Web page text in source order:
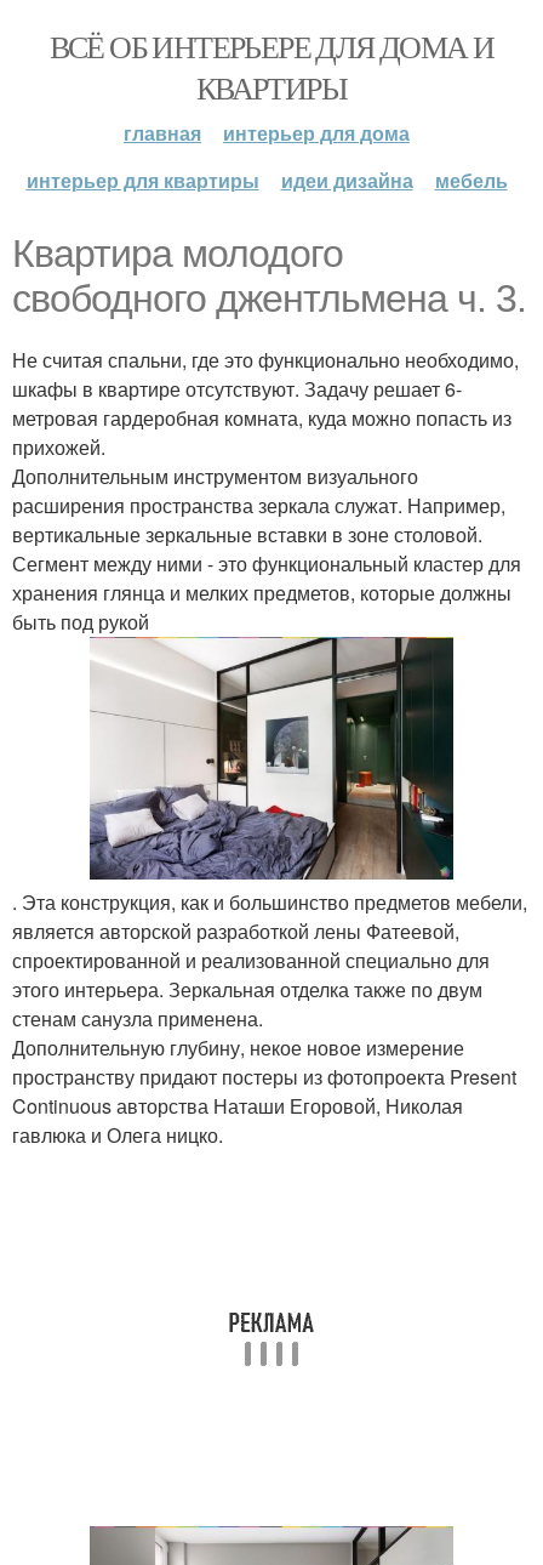
ВСЁ ОБ ИНТЕРЬЕРЕ ДЛЯ ДОМА И
КВАРТИРЫ
главная
интерьер для дома
интерьер для квартиры
идеи дизайна мебель
Квартира молодого
свободного джентльмена ч. 3.
Не считая спальни, где это функционально необходимо,
шкафы в квартире отсутствуют. Задачу решает 6-
метровая гардеробная комната, куда можно попасть из
прихожей.
Дополнительным инструментом визуального
расширения пространства зеркала служат. Например,
вертикальные зеркальные вставки в зоне столовой.
Сегмент между ними - это функциональный кластер для
хранения глянца и мелких предметов, которые должны
быть под рукой
. Эта конструкция, как и большинство предметов мебели,
является авторской разработкой лены Фатеевой,
спроектированной и реализованной специально для
этого интерьера. Зеркальная отделка также по двум
стенам санузла применена.
Дополнительную глубину, некое новое измерение
пространству придают постеры из фотопроекта Present
Continuous авторства Наташи Егоровой, Николая
гавлюка и Олега ницко.